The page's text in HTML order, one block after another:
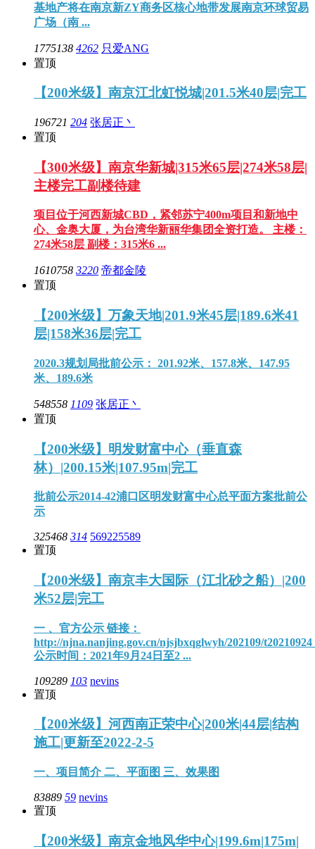
基地产将在南京新ZY商务区核心地带发展南京环球贸易
广场（南 ...
1775138 4262 只爱ANG
置顶
【200米级】南京江北虹悦城|201.5米40层|完工
196721 204 张居正丶
置顶
【300米级】南京华新城|315米65层|274米58层|
主楼完工副楼待建
项目位于河西新城CBD，紧邻苏宁400m项目和新地中
心、金奥大厦，为台湾华新丽华集团全资打造。 主楼：
274米58层 副楼：315米6 ...
1610758 3220 帝都金陵
置顶
【200米级】万象天地|201.9米45层|189.6米41
层|158米36层|完工
2020.3规划局批前公示： 201.92米、157.8米、147.95
米、189.6米
548558 1109 张居正丶
置顶
【200米级】明发财富中心（垂直森
林）|200.15米|107.95m|完工
批前公示2014-42浦口区明发财富中心总平面方案批前公
示
325468 314 569225589
置顶
【200米级】南京丰大国际（江北砂之船）|200
米52层|完工
一 、官方公示 链接：
http://njna.nanjing.gov.cn/njsjbxqglwyh/202109/
公示时间：2021年9月24日至2 ...
109289 103 nevins
置顶
【200米级】河西南正荣中心|200米|44层|结构
施工|更新至2022-2-5
一、项目简介 二、平面图 三、效果图
83889 59 nevins
置顶
【200米级】南京金地风华中心|199.6m|175m|